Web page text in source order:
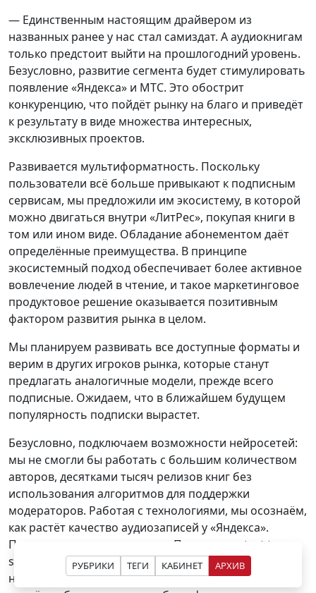
РУБРИКИ ТЕГИ КАБИНЕТ АРХИВ
— Единственным настоящим драйвером из
названных ранее у нас стал самиздат. А аудиокнигам
только предстоит выйти на прошлогодний уровень.
Безусловно, развитие сегмента будет стимулировать
появление «Яндекса» и МТС. Это обострит
конкуренцию, что пойдёт рынку на благо и приведёт
к результату в виде множества интересных,
эксклюзивных проектов.
Развивается мультиформатность. Поскольку
пользователи всё больше привыкают к подписным
сервисам, мы предложили им экосистему, в которой
можно двигаться внутри «ЛитРес», покупая книги в
том или ином виде. Обладание абонементом даёт
определённые преимущества. В принципе
экосистемный подход обеспечивает более активное
вовлечение людей в чтение, и такое маркетинговое
продуктовое решение оказывается позитивным
фактором развития рынка в целом.
Мы планируем развивать все доступные форматы и
верим в других игроков рынка, которые станут
предлагать аналогичные модели, прежде всего
подписные. Ожидаем, что в ближайшем будущем
популярность подписки вырастет.
Безусловно, подключаем возможности нейросетей:
мы не смогли бы работать с большим количеством
авторов, десятками тысяч релизов книг без
использования алгоритмов для поддержки
модераторов. Работая с технологиями, мы осознаём,
как растёт качество аудиозаписей у «Яндекса».
Появляются и другие игроки. Поскольку в text to
speech пошли «Тинькофф», VK, «Сбер», это повлияет
на развитие сегмента робоозвучки, и мы вскоре